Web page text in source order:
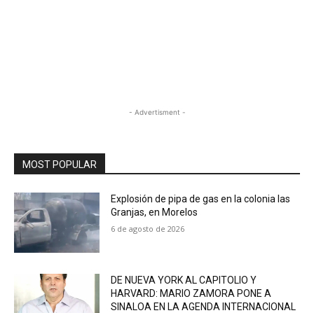
- Advertisment -
MOST POPULAR
Explosión de pipa de gas en la colonia las
Granjas, en Morelos
6 de agosto de 2026
DE NUEVA YORK AL CAPITOLIO Y
HARVARD: MARIO ZAMORA PONE A
SINALOA EN LA AGENDA INTERNACIONAL